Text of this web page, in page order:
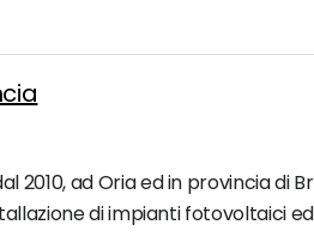
ad Oria ed in provincia di
di impianti fotovoltaici